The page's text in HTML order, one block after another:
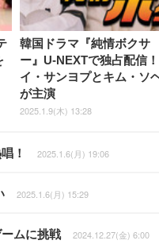
韓国ドラマ『純情ボクサ
ー』U-NEXTで独占配信！
イ・サンヨプとキム・ソ
が主演
2025.1.9(木) 13:28
！ 2025.1.6(月) 19:06
2025.1.6(月) 15:29
ムに挑戦 2024.12.27(金) 6:00